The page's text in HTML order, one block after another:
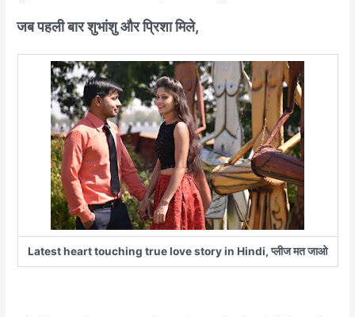
जब पहली बार शुभांशुऔर प्रिशामिले,
Latest heart touching true love story in Hindi, प्लीज मत जाओ